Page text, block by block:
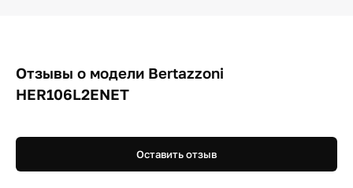
Отзывы о модели Bertazzoni
HER106L2ENET
Оставить отзыв